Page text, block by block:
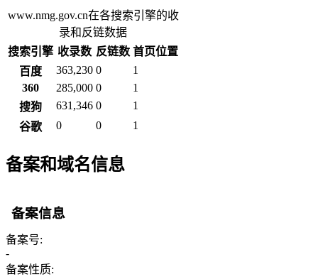
www.nmg.gov.cn在各搜索引擎的收
录和反链数据
搜索引擎 收录数 反链数 首页位置
百度
363,230 0
1
360
285,000 0
1
搜狗
631,346 0
1
谷歌
0 0 1
备案和域名信息
备案信息
备案号:
-
备案性质: